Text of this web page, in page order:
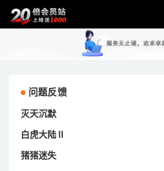
问题反馈
灭天沉默
白虎大陆Ⅱ
猪猪迷失